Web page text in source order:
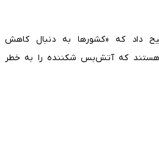
داد که «کشورها به دنبال کاهش
که آتش‌بس شکننده را به خطر